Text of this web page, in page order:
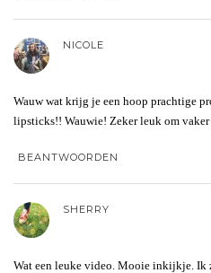
NICOLE
Wauw wat krijg je een hoop prachtige
lipsticks!! Wauwie! Zeker leuk om vaker
BEANTWOORDEN
SHERRY
Wat een leuke video. Mooie inkijkje. Ik